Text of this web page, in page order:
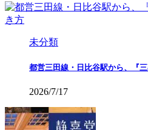
未分類
都営三田線・日比谷駅から、『
2026/7/17